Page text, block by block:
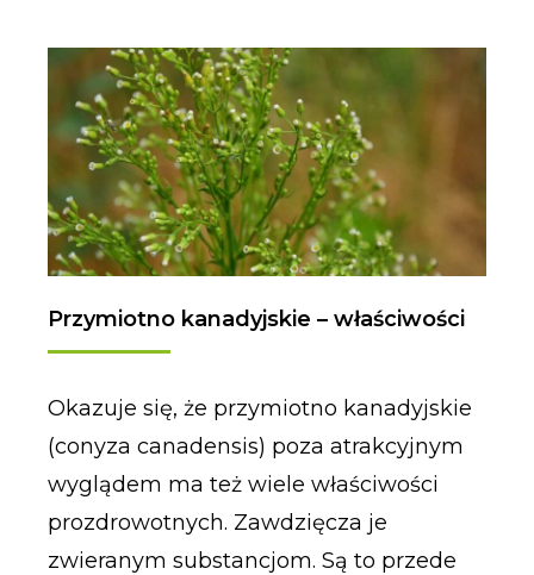
Przymiotno kanadyjskie – właściwości
Okazuje się, że przymiotno kanadyjskie
(conyza canadensis) poza atrakcyjnym
wyglądem ma też wiele właściwości
prozdrowotnych. Zawdzięcza je
zwieranym substancjom. Są to przede